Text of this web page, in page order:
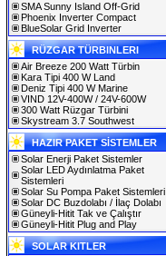
SMA Sunny Island Off-Grid
Phoenix Inverter Compact
BlueSolar Grid Inverter
RÜZGAR TÜRBINLERI
Air Breeze 200 Watt Türbin
Kara Tipi 400 W Land
Deniz Tipi 400 W Marine
VIND 12V-400W / 24V-600W
300 Watt Rüzgar Türbini
Skystream 3.7 Southwest
HAZIR PAKET SİSTEMLER
Solar Enerji Paket Sistemler
Solar LED Aydınlatma Paket
Sistemleri
Solar Su Pompa Paket Sistemleri
Solar DC Buzdolabı / İlaç Dolabı
Güneyli-Hitit Tak ve Çalıştır
Güneyli-Hitit Plug and Play
SOLAR KITLER